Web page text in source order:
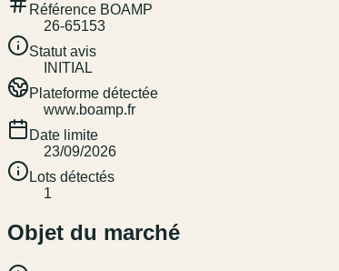
Référence BOAMP
26-65153
Statut avis
INITIAL
Plateforme détectée
www.boamp.fr
Date limite
23/09/2026
Lots détectés
1
Objet du marché